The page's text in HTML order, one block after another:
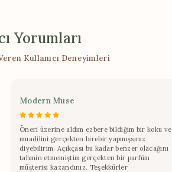
Yorumları
Kullanıcı Deneyimleri
Modern Muse
Öneri üzerine aldım ezbere bildiğim bir koku ve
muadilini gerçekten birebir yapmışsınız
diyebilirim. Açıkçası bu kadar benzer olacağını
tahmin etmemiştim gerçekten bir parfüm
müşterisi kazandınız. Teşekkürler